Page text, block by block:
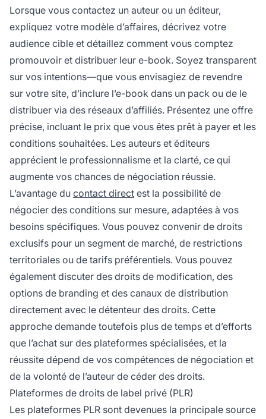
Lorsque vous contactez un auteur ou un éditeur,
expliquez votre modèle d’affaires, décrivez votre
audience cible et détaillez comment vous comptez
promouvoir et distribuer leur e-book. Soyez transparent
sur vos intentions—que vous envisagiez de revendre
sur votre site, d’inclure l’e-book dans un pack ou de le
distribuer via des réseaux d’affiliés. Présentez une offre
précise, incluant le prix que vous êtes prêt à payer et les
conditions souhaitées. Les auteurs et éditeurs
apprécient le professionnalisme et la clarté, ce qui
augmente vos chances de négociation réussie.
L’avantage du contact direct est la possibilité de
négocier des conditions sur mesure, adaptées à vos
besoins spécifiques. Vous pouvez convenir de droits
exclusifs pour un segment de marché, de restrictions
territoriales ou de tarifs préférentiels. Vous pouvez
également discuter des droits de modification, des
options de branding et des canaux de distribution
directement avec le détenteur des droits. Cette
approche demande toutefois plus de temps et d’efforts
que l’achat sur des plateformes spécialisées, et la
réussite dépend de vos compétences de négociation et
de la volonté de l’auteur de céder des droits.
Plateformes de droits de label privé (PLR)
Les plateformes PLR sont devenues la principale source